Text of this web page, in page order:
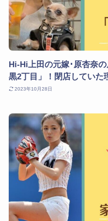
Hi-Hi上田の元嫁･原杏奈
黒2丁目」！閉店していた
2023年10月28日